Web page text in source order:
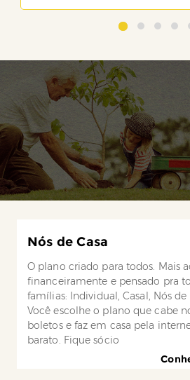
Nós de Casa
O plano criado para todos. Mais
financeiramente e pensado pra
famílias: Individual, Casal, Nós de
Você escolhe o plano que cabe
boletos e faz em casa pela
barato. Fique sócio